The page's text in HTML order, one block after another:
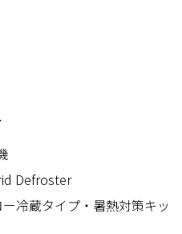
Defroster
冷蔵タイプ・暑熱対策キッ